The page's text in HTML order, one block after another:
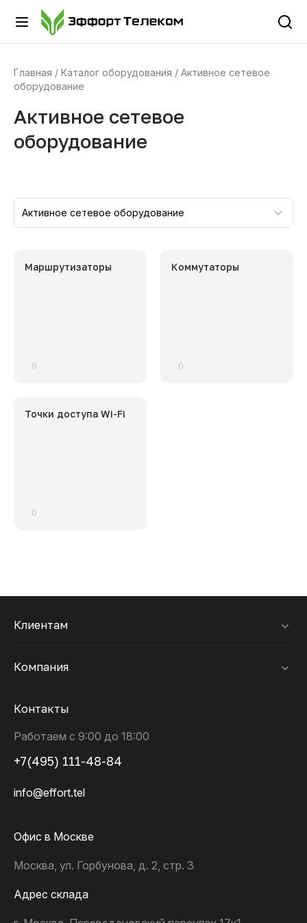
Главная Каталог оборудования
Активное сетевое
оборудование
Активное сетевое
оборудование
Активное сетевое оборудование
Маршрутизаторы
0
Коммутаторы
0
Точки доступа Wi-Fi
0
Клиентам
Компания
Контакты
Работаем с 9:00 до 18:00
+7(495) 111-48-84
info@effort.tel
Офис в Москве
Москва, ул. Горбунова, д. 2, стр. 3
Адрес склада